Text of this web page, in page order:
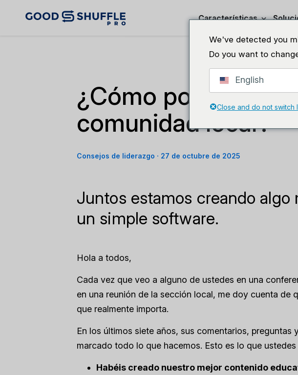
Características
¿Cómo podemos
comunidad local?
Consejos de liderazgo · 27 de octubre de 2025
Juntos estamos creando algo
un simple software.
Hola a todos,
Cada vez que veo a alguno de ustedes en una
en una reunión de la sección local, me doy cuenta de
que realmente importa.
En los últimos siete años, sus comentarios, preguntas
marcado todo lo que hacemos. Esto es lo que
Habéis creado nuestro mejor contenido
We've detected you
Do you want to
English
Close and do not switch